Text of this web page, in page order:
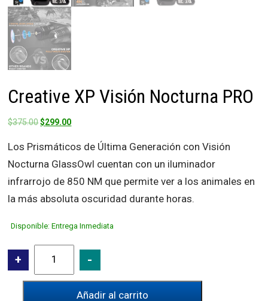
Creative XP Visión Nocturna PRO
$375.00Original
was:
$375.00.
$299.00Current
is:
$299.00.
Los Prismáticos de Última Generación con Visión
Nocturna GlassOwl cuentan con un iluminador
infrarrojo de 850 NM que permite ver a los animales en
la más absoluta oscuridad durante horas.
Disponible: Entrega Inmediata
+
Visión
-
Añadir al carrito